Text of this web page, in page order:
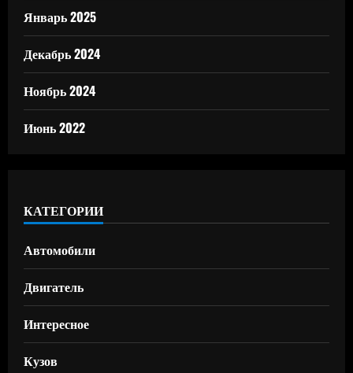
Январь 2025
Декабрь 2024
Ноябрь 2024
Июнь 2022
КАТЕГОРИИ
Автомобили
Двигатель
Интересное
Кузов